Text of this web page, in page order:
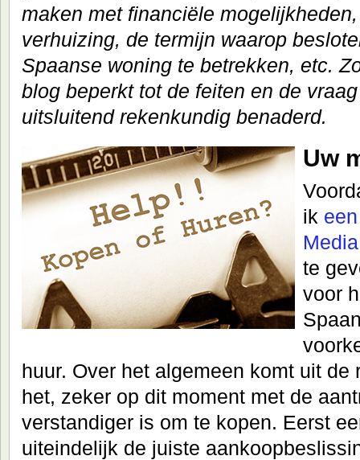
maken met financiële
verhuizing, de termijn waarop
Spaanse woning te betrekken, etc.
blog beperkt tot de feiten en de vraag
uitsluitend rekenkundig benaderd.
Uw
ik
Media
te
voor
huur. Over het algemeen komt uit de
het, zeker op dit moment met de
verstandiger is om te kopen. Eerst
uiteindelijk de juiste